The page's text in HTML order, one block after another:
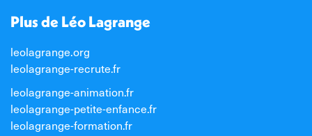
Plus de Léo Lagrange
leolagrange.org
leolagrange-recrute.fr
leolagrange-animation.fr
leolagrange-petite-enfance.fr
leolagrange-formation.fr